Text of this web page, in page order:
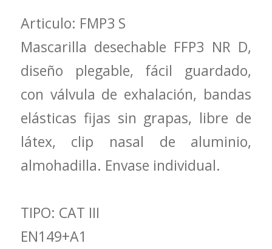
Articulo: FMP3 S
Mascarilla desechable FFP3 NR D,
diseño plegable, fácil guardado,
con válvula de exhalación, bandas
elásticas fijas sin grapas, libre de
látex, clip nasal de aluminio,
almohadilla. Envase individual.
TIPO: CAT III
EN149+A1